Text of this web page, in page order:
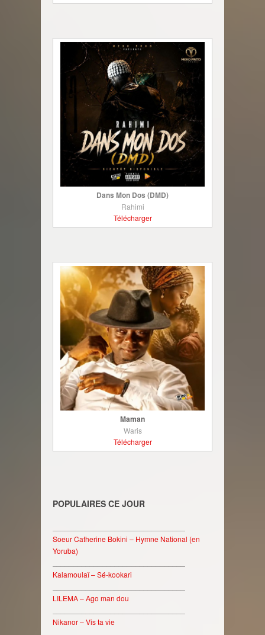
Dans Mon Dos (DMD)
Rahimi
Télécharger
Maman
Waris
Télécharger
POPULAIRES CE JOUR
Soeur Catherine Bokini – Hymne National (en
Yoruba)
Kalamoulaï – Sé-kookari
LILEMA – Ago man dou
Nikanor – Vis ta vie